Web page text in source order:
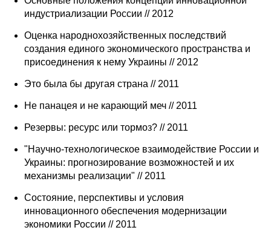
индустриализации России // 2012
Оценка народнохозяйственных последствий
создания единого экономического пространства и
присоединения к нему Украины // 2012
Это была бы другая страна // 2011
Не панацея и не карающий меч // 2011
Резервы: ресурс или тормоз? // 2011
"Научно-технологическое взаимодействие России и
Украины: прогнозирование возможностей и их
механизмы реализации" // 2011
Состояние, перспективы и условия
инновационного обеспечения модернизации
экономики России // 2011